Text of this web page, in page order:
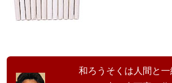
和ろうそくは人間と